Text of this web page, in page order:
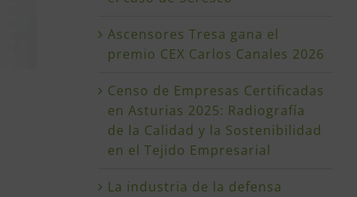
Ascensores Tresa gana el
premio CEX Carlos Canales 2026
Censo de Empresas Certificadas
en Asturias 2025: Radiografía
de la Calidad y la Sostenibilidad
en el Tejido Empresarial
La industria de la defensa